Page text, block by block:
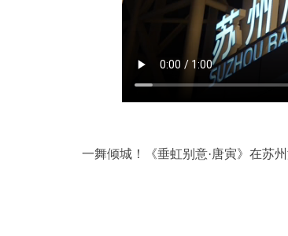
一舞倾城！《垂虹别意·唐寅》在苏州